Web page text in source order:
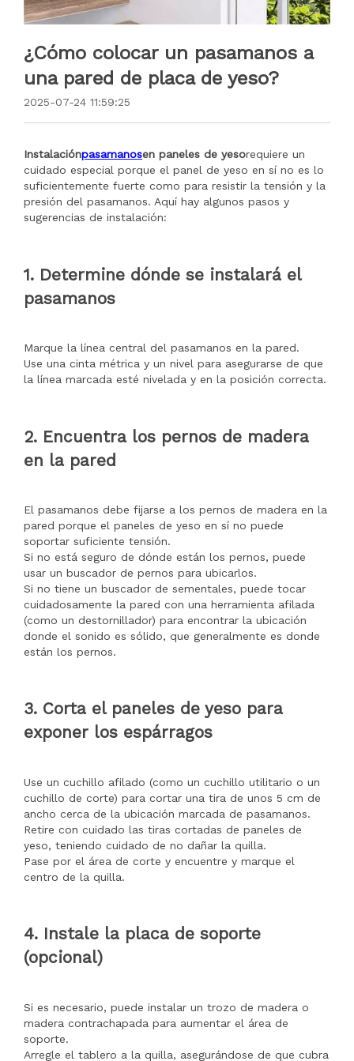
¿Cómo colocar un pasamanos a
una pared de placa de yeso?
2025-07-24 11:59:25